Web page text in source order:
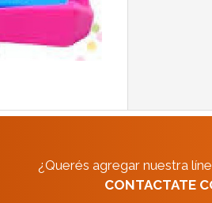
¿Querés agregar nuestra
CONTACTATE